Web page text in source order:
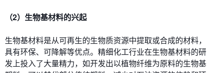
（2）生物基材料的兴起
生物基材料是从可再生的生物质资源中提取或合成的材料，
具有环保、可降解等优点。精细化工行业在生物基材料的研
发上投入了大量精力，如开发出以植物纤维为原料的生物基